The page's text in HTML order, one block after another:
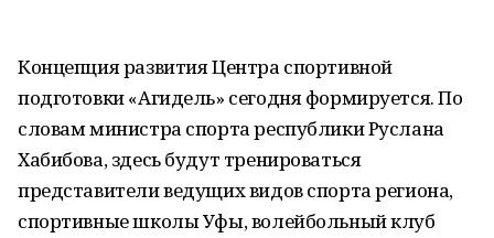
Концепция развития Центра спортивной
подготовки «Агидель» сегодня формируется. По
словам министра спорта республики Руслана
Хабибова, здесь будут тренироваться
представители ведущих видов спорта региона,
спортивные школы Уфы, волейбольный клуб